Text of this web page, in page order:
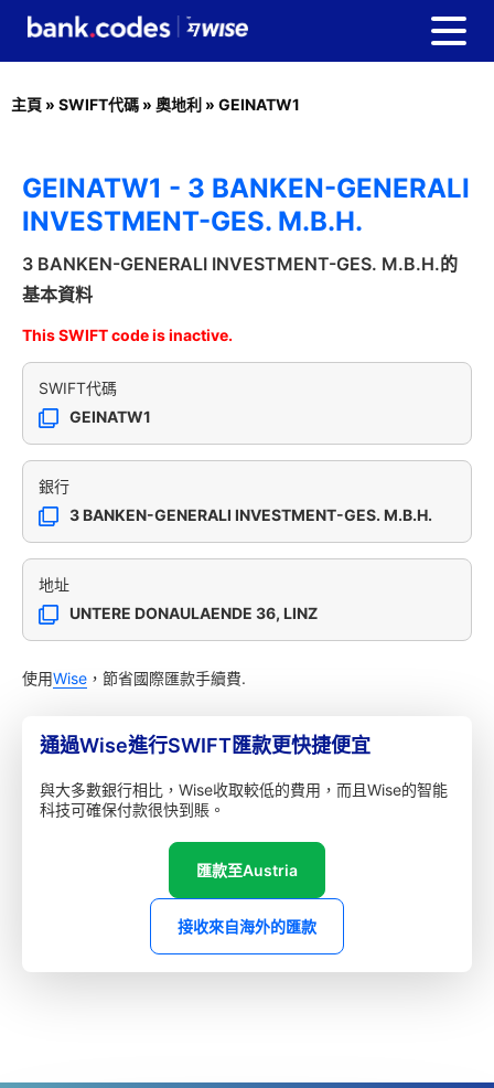
主頁 » SWIFT代碼 » 奧地利 » GEINATW1
GEINATW1 - 3 BANKEN-GENERALI
INVESTMENT-GES. M.B.H.
3 BANKEN-GENERALI INVESTMENT-GES. M.B.H.的
基本資料
This SWIFT code is inactive.
SWIFT代碼
GEINATW1
銀行
3 BANKEN-GENERALI INVESTMENT-GES. M.B.H.
地址
UNTERE DONAULAENDE 36, LINZ
使用Wise ，節省國際匯款手續費.
通過Wise進行SWIFT匯款更快捷便宜
與大多數銀行相比，Wise收取較低的費用，而且Wise的智能
科技可確保付款很快到賬。
匯款至Austria
接收來自海外的匯款